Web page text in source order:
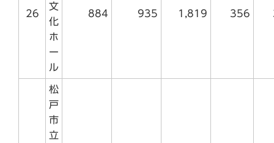
26
文
化
ホ
ー
ル
884 935 1,819 356
松
戸
市
立